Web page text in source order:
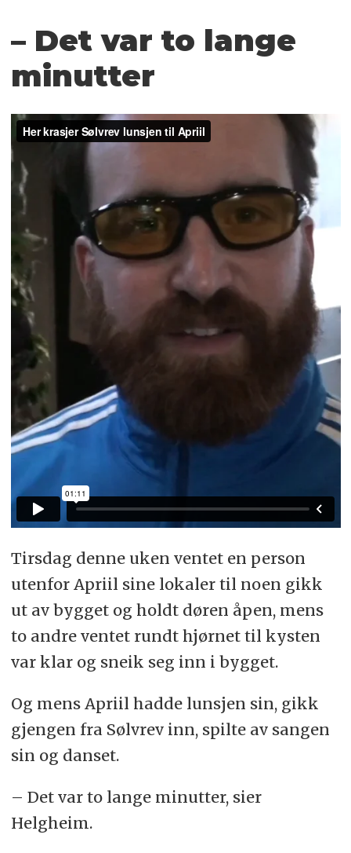
– Det var to lange
minutter
Tirsdag denne uken ventet en person
utenfor Apriil sine lokaler til noen gikk
ut av bygget og holdt døren åpen, mens
to andre ventet rundt hjørnet til kysten
var klar og sneik seg inn i bygget.
Og mens Apriil hadde lunsjen sin, gikk
gjengen fra Sølvrev inn, spilte av sangen
sin og danset.
– Det var to lange minutter, sier
Helgheim.